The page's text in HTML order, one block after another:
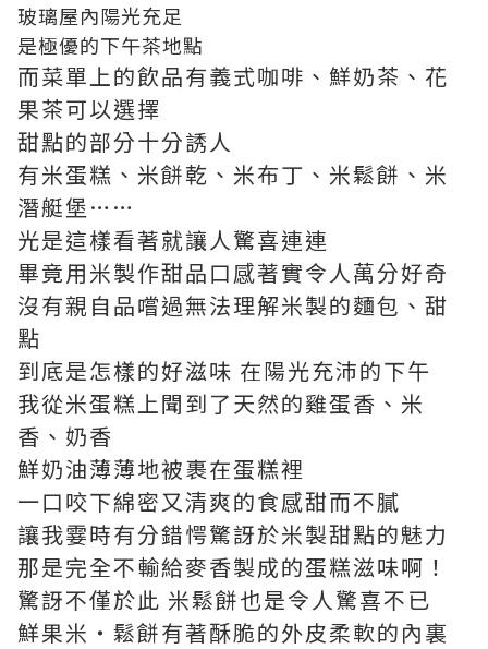
玻璃屋內陽光充足
是極優的下午茶地點
而菜單上的飲品有義式咖啡、鮮奶茶、花
果茶可以選擇
甜點的部分十分誘人
有米蛋糕、米餅乾、米布丁、米鬆餅、米
潛艇堡……
光是這樣看著就讓人驚喜連連
畢竟用米製作甜品口感著實令人萬分好奇
沒有親自品嚐過無法理解米製的麵包、甜
點
到底是怎樣的好滋味 在陽光充沛的下午
我從米蛋糕上聞到了天然的雞蛋香、米
香、奶香
鮮奶油薄薄地被裹在蛋糕裡
一口咬下綿密又清爽的食感甜而不膩
讓我霎時有分錯愕驚訝於米製甜點的魅力
那是完全不輸給麥香製成的蛋糕滋味啊！
驚訝不僅於此 米鬆餅也是令人驚喜不已
鮮果米‧鬆餅有著酥脆的外皮柔軟的內裏